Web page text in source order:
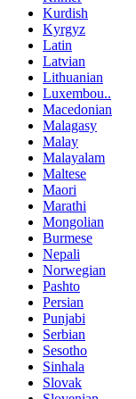
Kurdish
Kyrgyz
Latin
Latvian
Lithuanian
Luxembou..
Macedonian
Malagasy
Malay
Malayalam
Maltese
Maori
Marathi
Mongolian
Burmese
Nepali
Norwegian
Pashto
Persian
Punjabi
Serbian
Sesotho
Sinhala
Slovak